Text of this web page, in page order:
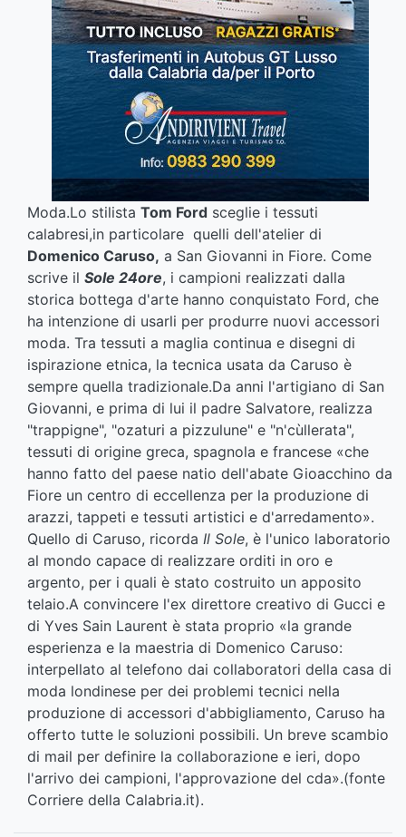
Moda.Lo stilista Tom Ford sceglie i tessuti
calabresi,in particolare quelli dell'atelier di
Domenico Caruso, a San Giovanni in Fiore. Come
scrive il Sole 24ore, i campioni realizzati dalla
storica bottega d'arte hanno conquistato Ford, che
ha intenzione di usarli per produrre nuovi accessori
moda. Tra tessuti a maglia continua e disegni di
ispirazione etnica, la tecnica usata da Caruso è
sempre quella tradizionale.Da anni l'artigiano di San
Giovanni, e prima di lui il padre Salvatore, realizza
"trappigne", "ozaturi a pizzulune" e "n'cùllerata",
tessuti di origine greca, spagnola e francese «che
hanno fatto del paese natio dell'abate Gioacchino da
Fiore un centro di eccellenza per la produzione di
arazzi, tappeti e tessuti artistici e d'arredamento».
Quello di Caruso, ricorda Il Sole, è l'unico laboratorio
al mondo capace di realizzare orditi in oro e
argento, per i quali è stato costruito un apposito
telaio.A convincere l'ex direttore creativo di Gucci e
di Yves Sain Laurent è stata proprio «la grande
esperienza e la maestria di Domenico Caruso:
interpellato al telefono dai collaboratori della casa di
moda londinese per dei problemi tecnici nella
produzione di accessori d'abbigliamento, Caruso ha
offerto tutte le soluzioni possibili. Un breve scambio
di mail per definire la collaborazione e ieri, dopo
l'arrivo dei campioni, l'approvazione del cda».(fonte
Corriere della Calabria.it).